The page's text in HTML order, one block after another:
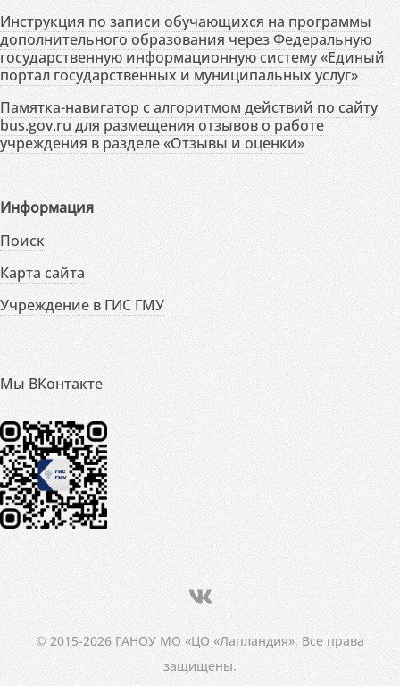
Инструкция по записи обучающихся на программы
дополнительного образования через Федеральную
государственную информационную систему «Единый
портал государственных и муниципальных услуг»
Памятка-навигатор с алгоритмом действий по сайту
bus.gov.ru для размещения отзывов о работе
учреждения в разделе «Отзывы и оценки»
Информация
Поиск
Карта сайта
Учреждение в ГИС ГМУ
Мы ВКонтакте
© 2015-2026 ГАНОУ МО «ЦО «Лапландия». Все права
защищены.